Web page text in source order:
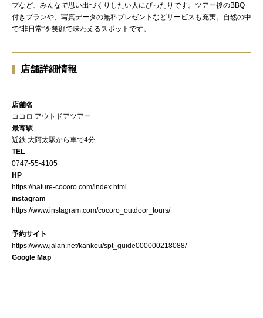
プなど、みんなで思い出づくりしたい人にぴったりです。ツアー後のBBQ
付きプランや、写真データの無料プレゼントなどサービスも充実。自然の中
で“非日常”を笑顔で味わえるスポットです。
店舗詳細情報
店舗名
ココロ アウトドアツアー
最寄駅
近鉄 大阿太駅から車で4分
TEL
0747-55-4105
HP
https://nature-cocoro.com/index.html
instagram
https://www.instagram.com/cocoro_outdoor_tours/
予約サイト
https://www.jalan.net/kankou/spt_guide000000218088/
Google Map